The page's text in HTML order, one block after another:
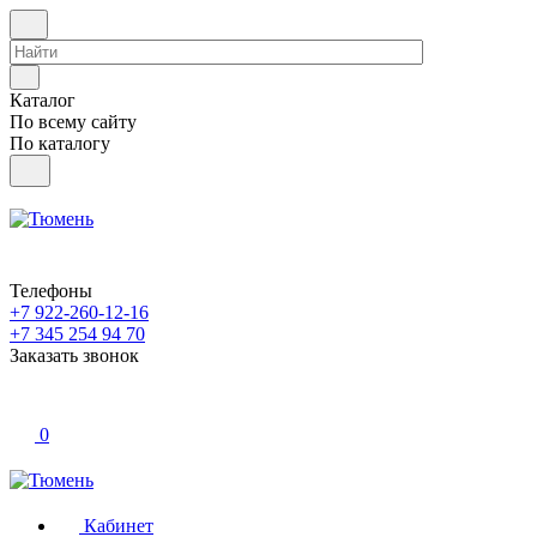
Каталог
По всему сайту
По каталогу
Телефоны
+7 922-260-12-16
+7 345 254 94 70
Заказать звонок
0
Кабинет